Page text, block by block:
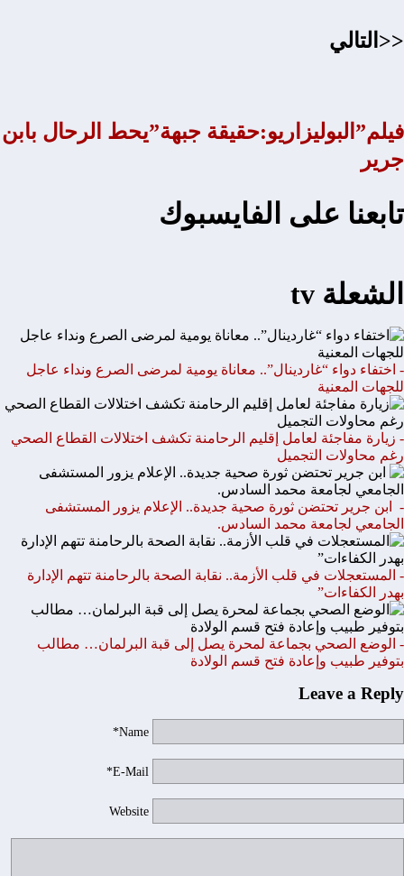
<<التالي
فيلم”البوليزاريو:حقيقة جبهة”يحط الرحال بابن
جرير
تابعنا على الفايسبوك
الشعلة tv
- اختفاء دواء “غاردينال”.. معاناة يومية لمرضى الصرع ونداء عاجل
للجهات المعنية
- زيارة مفاجئة لعامل إقليم الرحامنة تكشف اختلالات القطاع الصحي
رغم محاولات التجميل
- ابن جرير تحتضن ثورة صحية جديدة.. الإعلام يزور المستشفى
الجامعي لجامعة محمد السادس.
- المستعجلات في قلب الأزمة.. نقابة الصحة بالرحامنة تتهم الإدارة
بهدر الكفاءات”
- الوضع الصحي بجماعة لمحرة يصل إلى قبة البرلمان… مطالب
بتوفير طبيب وإعادة فتح قسم الولادة
Leave a Reply
Name*
E-Mail*
Website